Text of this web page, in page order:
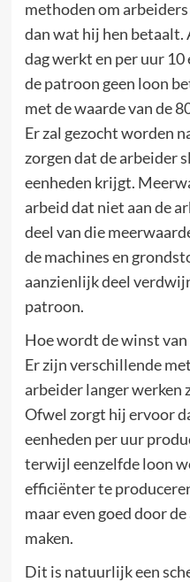
methoden om
dan wat hij hen betaalt.
dag werkt en per uur
de patroon geen loon
met de waarde van de
Er zal gezocht worden
zorgen dat de arbeider
eenheden krijgt.
arbeid dat niet aan de
deel van die
de machines en
aanzienlijk deel
patroon.
Hoe wordt de winst
Er zijn verschillende
arbeider langer werken
Ofwel zorgt hij ervoor
eenheden per uur
terwijl eenzelfde loon
efficiënter te
maar even goed door
maken.
Dit is natuurlijk een